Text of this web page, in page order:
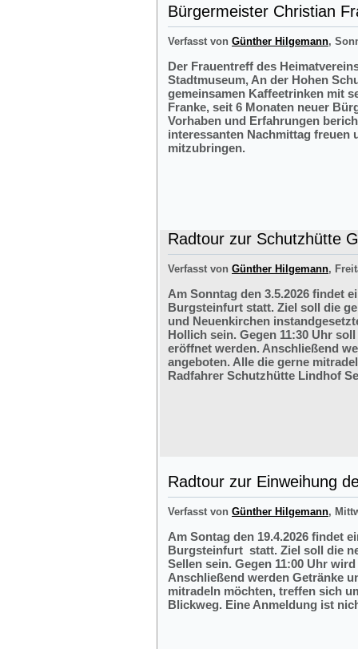
Bürgermeister Christian
Verfasst von Günther Hilgemann,
Der Frauentreff des
Stadtmuseum, An der Hohen
gemeinsamen Kaffeetrinken mit
Franke, seit 6 Monaten neuer
Vorhaben und Erfahrungen
interessanten Nachmittag freuen
mitzubringen.
Radtour zur Schutzhütte
Verfasst von Günther Hilgemann,
Am Sonntag den 3.5.2026 findet
Burgsteinfurt statt. Ziel soll die
und Neuenkirchen
Hollich sein. Gegen 11:30 Uhr
eröffnet werden. Anschließend
angeboten. Alle die gerne
Radfahrer Schutzhütte Lindhof
Radtour zur Einweihung
Verfasst von Günther Hilgemann,
Am Sontag den 19.4.2026 findet
Burgsteinfurt statt. Ziel soll die
Sellen sein. Gegen 11:00 Uhr
Anschließend werden Getränke
mitradeln möchten, treffen sich
Blickweg. Eine Anmeldung ist